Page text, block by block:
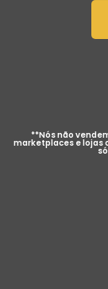
**Nós não
marketplaces e lojas